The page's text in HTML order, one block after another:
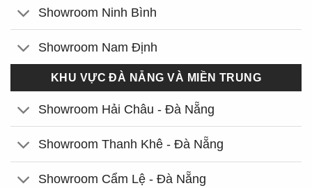
Showroom Ninh Bình
Showroom Nam Định
KHU VỰC ĐÀ NẴNG VÀ MIỀN TRUNG
Showroom Hải Châu - Đà Nẵng
Showroom Thanh Khê - Đà Nẵng
Showroom Cẩm Lệ - Đà Nẵng